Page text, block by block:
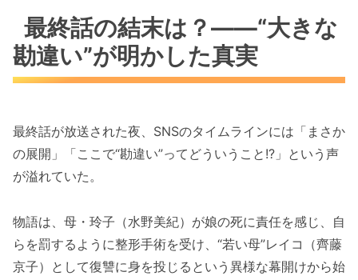
最終話の結末は？――“大きな
勘違い”が明かした真実
最終話が放送された夜、SNSのタイムラインには「まさか
の展開」「ここで“勘違い”ってどういうこと!?」という声
が溢れていた。
物語は、母・玲子（水野美紀）が娘の死に責任を感じ、自
らを罰するように整形手術を受け、“若い母”レイコ（齊藤
京子）として復讐に身を投じるという異様な幕開けから始